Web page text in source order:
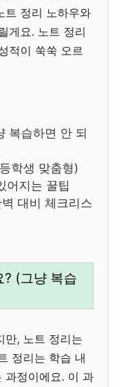
트 정리 노하우와
게요. 노트 정리
적이 쑥쑥 오르
복습하면 안 되
학생 맞춤형)
어지는 꿀팁
대비 체크리스
? (그냥 복습
만, 노트 정리는
정리는 학습 내
과정이에요. 이 과